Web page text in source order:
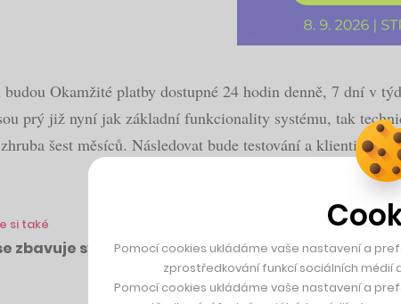
budou Okamžité platby dostupné 24 hodin denně, 7 dní v
prý již nyní jak základní funkcionality systému, tak
šest měsíců. Následovat bude testování a klienti by
si také
zbavuje svého byznysu na leasing vozidel, kde
Pomocí cookies ukládáme vaše nastavení a
zprostředkování funkcí sociálních médií
Pomocí cookies ukládáme vaše nastavení a